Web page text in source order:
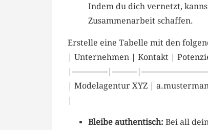
Indem ⁢du dich vernetzt,
Zusammenarbeit schaffen.
Erstelle eine Tabelle mit den
| Unternehmen | Kontakt ​|
|————-
|⁤ Modelagentur XYZ |
|
Bleibe authentisch: Bei​ all